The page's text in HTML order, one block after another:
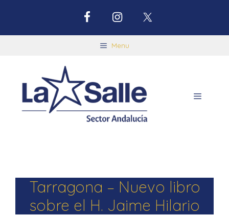
Menu
Tarragona – Nuevo libro
sobre el H. Jaime Hilario